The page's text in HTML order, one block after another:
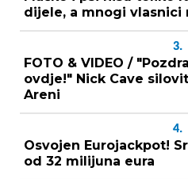
dijele, a mnogi vlasnici
3.
FOTO & VIDEO /
ovdje!" Nick Cave
Areni
4.
Osvojen Eurojackpot!
od 32 milijuna eura